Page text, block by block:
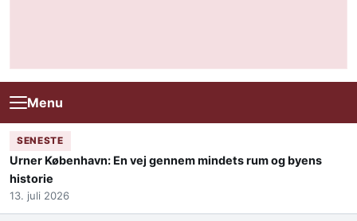
Menu
SENESTE
Urner København: En vej gennem mindets rum og byens
historie
13. juli 2026